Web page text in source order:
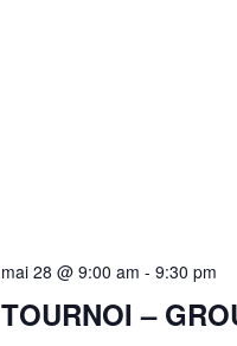
TOURNOI –
mai 28 @ 9:00 am - 9:30 pm